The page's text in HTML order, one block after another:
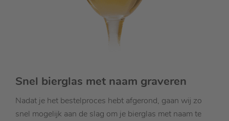
Snel bierglas met naam graveren
Nadat je het bestelproces hebt afgerond, gaan wij zo
snel mogelijk aan de slag om je bierglas met naam te